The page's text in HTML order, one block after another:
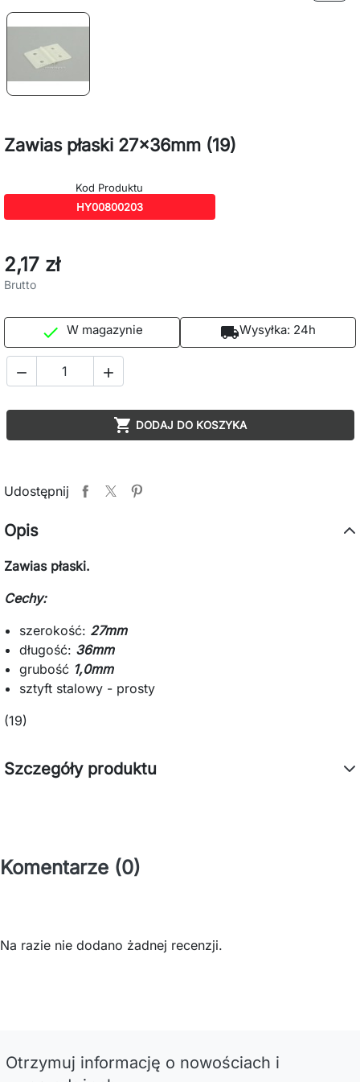
Zawias płaski 27x36mm (19)
Kod Produktu
HY00800203
2,17 zł
Brutto
 W magazynie local_shippingWysyłka: 24h
 
 DODAJ DO KOSZYKA
Udostępnij
Opis
Zawias płaski.
Cechy:
szerokość: 27mm
długość: 36mm
grubość 1,0mm
sztyft stalowy - prosty
(19)
Szczegóły produktu
Komentarze (0)
Na razie nie dodano żadnej recenzji.
Otrzymuj informację o nowościach i